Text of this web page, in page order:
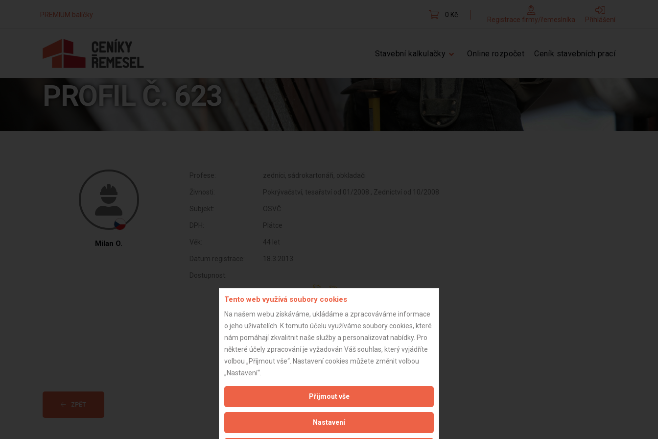
PREMIUM balíčky 0 Kč
Registrace firmy/řemeslníka Přihlášení
Stavební kalkulačky Online rozpočet Ceník stavebních prací
PROFIL Č. 623
Milan O.
Profese: zedníci, sádrokartonáři, obkladači
Živnosti: Pokrývačství, tesařství od 01/2008 , Zednictví od 10/2008
Subjekt: OSVČ
DPH: Plátce
Věk: 44 let
Datum registrace: 18.3.2013
Dostupnost:
ZPĚT
Tento web využívá soubory cookies
Na našem webu získáváme, ukládáme a zpracováváme informace
o jeho uživatelích. K tomuto účelu využíváme soubory cookies, které
nám pomáhají zkvalitnit naše služby a personalizovat nabídky. Pro
některé účely zpracování je vyžadován Váš souhlas, který vyjádříte
volbou „Přijmout vše“. Nastavení cookies můžete změnit volbou
„Nastavení“.
Přijmout vše
Nastavení